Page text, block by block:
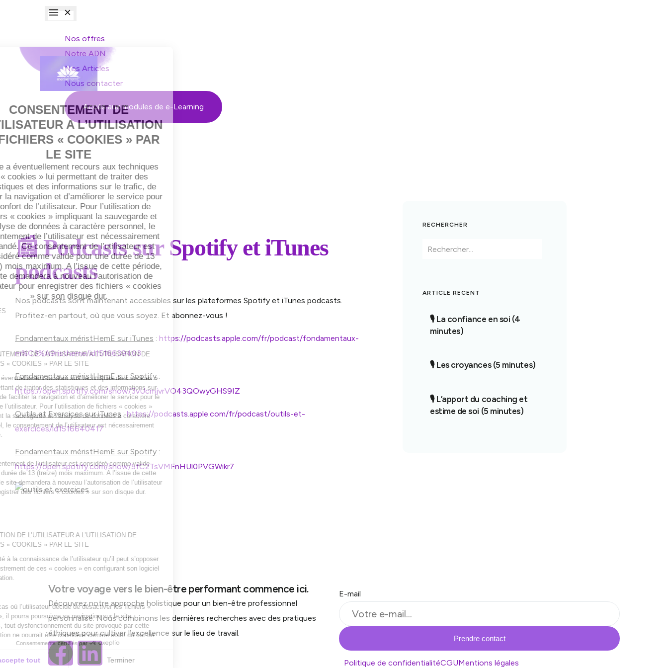
Nos offres
Notre ADN
Nos Articles
Nous contacter
Accès aux modules de e-Learning
📰 Podcasts sur Spotify et iTunes
podcasts
Nos podcasts sont maintenant accessibles sur les plateformes Spotify et iTunes podcasts.
Profitez-en partout, où que vous soyez. Et abonnez-vous !
Fondamentaux méristHemE sur iTunes : https://podcasts.apple.com/fr/podcast/fondamentaux-
m%C3%A9ristheme/id1516639403
Fondamentaux méristHemE sur Spotify:
https://open.spotify.com/show/3vUcmjvrVO43QOwyGHS9IZ
Outils et Exercices sur iTunes :https://podcasts.apple.com/fr/podcast/outils-et-
exercices/id1516640417
Fondamentaux méristHemE sur Spotify :
https://open.spotify.com/show/5fC2TsVMFnHUl0PVGWikr7
RECHERCHER
ARTICLE RECENT
🎙️ La confiance en soi (4
minutes)
🎙️ Les croyances (5 minutes)
🎙️ L’apport du coaching et
estime de soi (5 minutes)
Votre voyage vers le bien-être performant commence ici.
Découvrez notre approche holistique pour un bien-être professionnel
personnalisé. Nous combinons les dernières recherches avec des pratiques
éthiques pour cultiver l’excellence sur le lieu de travail.
E-mail
Prendre contact
Politique de confidentialitéCGUMentions légales